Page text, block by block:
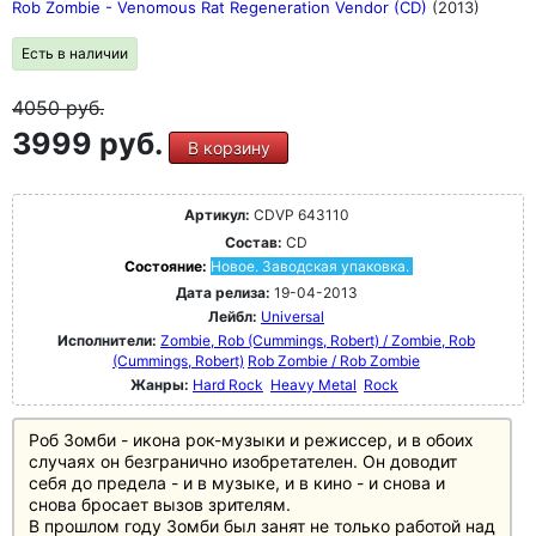
Rob Zombie - Venomous Rat Regeneration Vendor (CD) (2013)
Есть в наличии
4050руб.
3999 руб. В корзину
Артикул: CDVP 643110
Состав: CD
Состояние: Новое. Заводская упаковка.
Дата релиза: 19-04-2013
Лейбл: Universal
Исполнители: Zombie, Rob (Cummings, Robert) / Zombie, Rob
(Cummings, Robert) Rob Zombie / Rob Zombie
Жанры: Hard Rock Heavy Metal Rock
Роб Зомби - икона рок-музыки и режиссер, и в обоих
случаях он безгранично изобретателен. Он доводит
себя до предела - и в музыке, и в кино - и снова и
снова бросает вызов зрителям.
В прошлом году Зомби был занят не только работой над